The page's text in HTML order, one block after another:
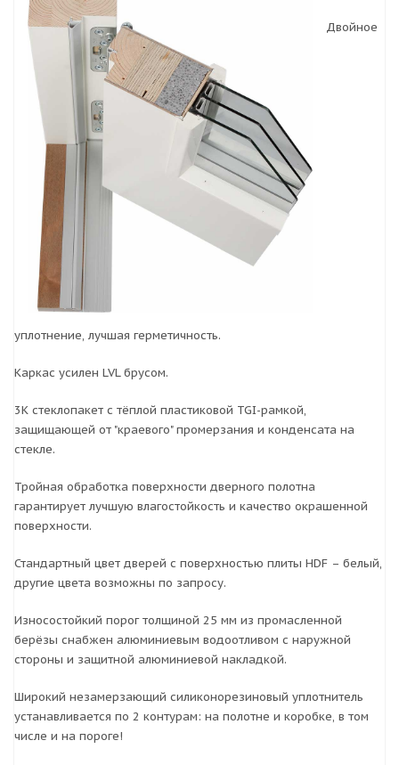
Двойное
уплотнение, лучшая герметичность.
Каркас усилен LVL брусом.
3К стеклопакет с тёплой пластиковой TGI-рамкой,
защищающей от "краевого" промерзания и конденсата на
стекле.
Тройная обработка поверхности дверного полотна
гарантирует лучшую влагостойкость и качество окрашенной
поверхности.
Стандартный цвет дверей с поверхностью плиты HDF – белый,
другие цвета возможны по запросу.
Износостойкий порог толщиной 25 мм из промасленной
берёзы снабжен алюминиевым водоотливом с наружной
стороны и защитной алюминиевой накладкой.
Широкий незамерзающий силиконорезиновый уплотнитель
устанавливается по 2 контурам: на полотне и коробке, в том
числе и на пороге!